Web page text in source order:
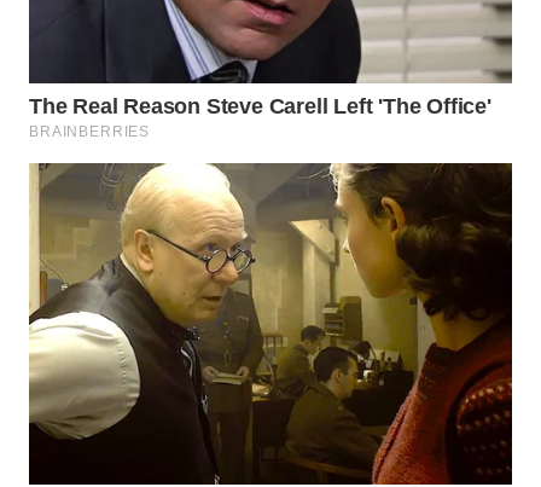
WN
TANJUNG
LESUNG
WN
KARO
WN
SIMALUNGUN
WN